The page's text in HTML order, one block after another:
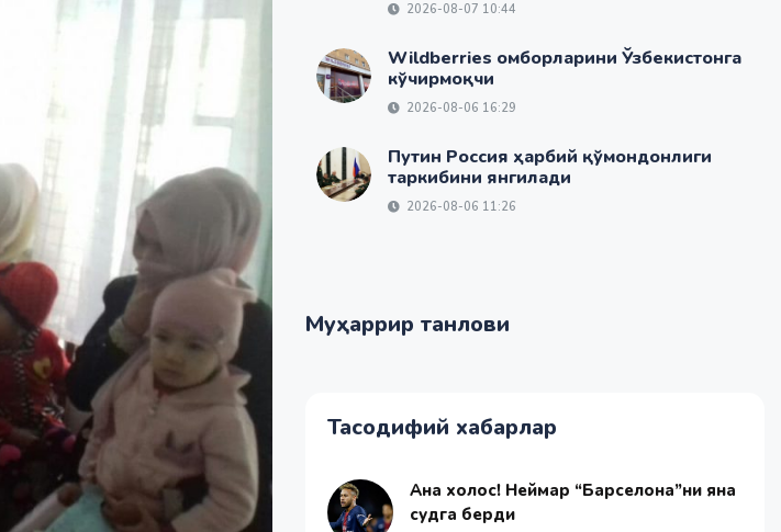
2026-08-07 10:44
Wildberries омборларини Ўзбекистонга
кўчирмоқчи
2026-08-06 16:29
Путин Россия ҳарбий қўмондонлиги
таркибини янгилади
2026-08-06 11:26
Муҳаррир танлови
Тасодифий хабарлар
Ана холос! Неймар “Барселона”ни яна
судга берди